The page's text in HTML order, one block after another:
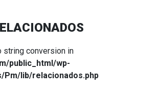
string conversion in
public_html/wp-
lib/relacionados.php